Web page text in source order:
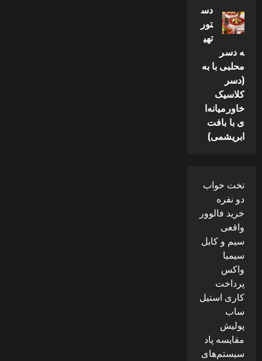
دس
تور
تهی
ه دسر
محلبی با به
(دسر
کلاسیک
خاورمیانه‌ا
ی با بافت
ابریشمی)
تخت خواب
دو نفره
خرید فالوور
واقعی
سیم و کابل
سیمیا
واکس
پرداخت
کاری استیل
ساب
پولیش
مقایسه پاد
سیستم‌های